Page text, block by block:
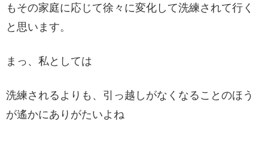
もその家庭に応じて徐々に変化して洗練されて行く
と思います。
まっ、私としては
洗練されるよりも、引っ越しがなくなることのほう
が遙かにありがたいよね